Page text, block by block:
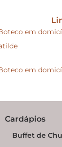
em
em
Cardápios
Buffet de